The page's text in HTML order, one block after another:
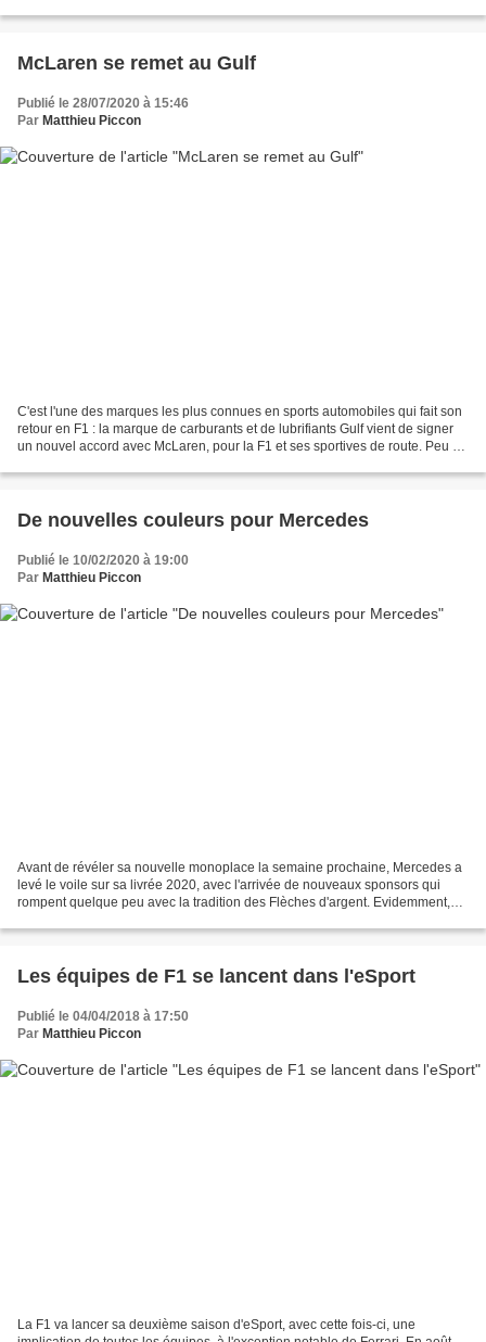
McLaren se remet au Gulf
Publié le 28/07/2020 à 15:46
Par Matthieu Piccon
C'est l'une des marques les plus connues en sports automobiles qui fait son
retour en F1 : la marque de carburants et de lubrifiants Gulf vient de signer
un nouvel accord avec McLaren, pour la F1 et ses sportives de route. Peu de
De nouvelles couleurs pour Mercedes
Publié le 10/02/2020 à 19:00
Par Matthieu Piccon
Avant de révéler sa nouvelle monoplace la semaine prochaine, Mercedes a
levé le voile sur sa livrée 2020, avec l'arrivée de nouveaux sponsors qui
rompent quelque peu avec la tradition des Flèches d'argent. Evidemment,
Les équipes de F1 se lancent dans l'eSport
Publié le 04/04/2018 à 17:50
Par Matthieu Piccon
La F1 va lancer sa deuxième saison d'eSport, avec cette fois-ci, une